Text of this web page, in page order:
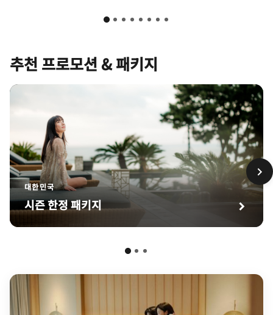
추천 프로모션 & 패키지
대한민국
시즌 한정 패키지